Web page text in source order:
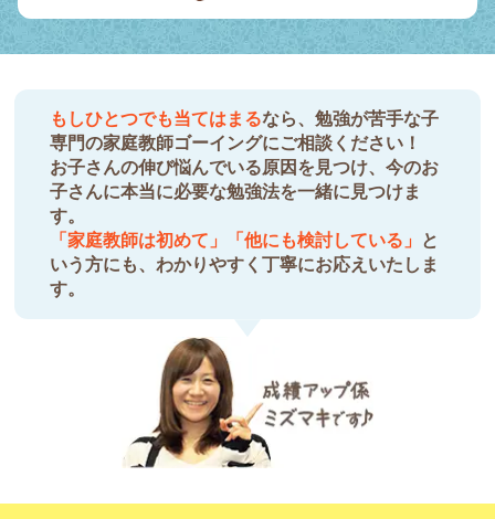
もしひとつでも当てはまるなら、勉強が苦手な子
専門の家庭教師ゴーイングにご相談ください！
お子さんの伸び悩んでいる原因を見つけ、今のお
子さんに本当に必要な勉強法を一緒に見つけま
す。
「家庭教師は初めて」「他にも検討している」 と
いう方にも、わかりやすく丁寧にお応えいたしま
す。